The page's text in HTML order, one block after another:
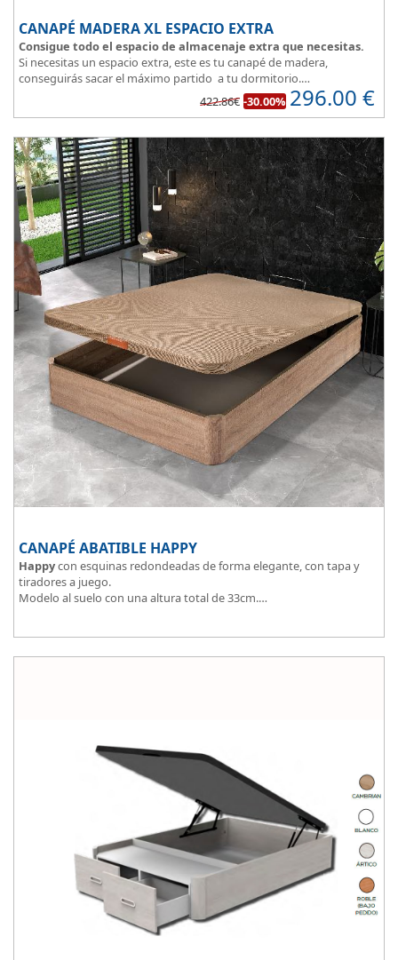
CANAPÉ MADERA XL ESPACIO EXTRA
Consigue todo el espacio de almacenaje extra que necesitas.
Si necesitas un espacio extra, este es tu canapé de madera,
conseguirás sacar el máximo partido a tu dormitorio.
y es muy transpirable, fabricada con tejido
3D y tapizada en elegante color gris.
que el polvo no se acumule debajo de la cama.
Disponible en 5 colores de madera: Blanco, ártico, cambrian,
wengue y cerezo.
422.86€ -30.00% 296.00 €
CANAPÉ ABATIBLE HAPPY
Happycon esquinas redondeadas de forma elegante, con tapa y
tiradores a juego.
Modelo al suelo con una altura total de 33cm.